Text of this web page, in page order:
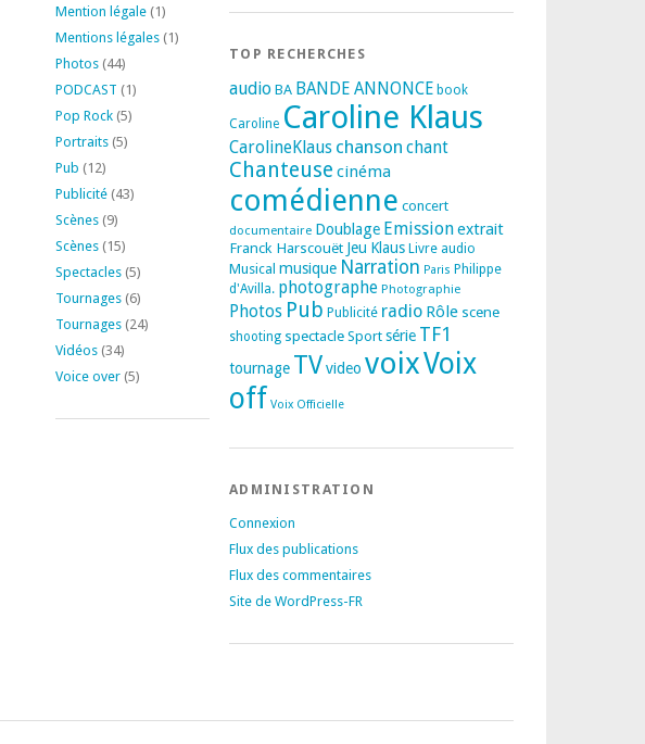
Mention légale(1)
Mentions légales(1)
Photos(44)
PODCAST (1)
Pop Rock(5)
Portraits(5)
Pub (12)
Publicité(43)
Scènes(9)
Scènes(15)
Spectacles(5)
Tournages(6)
Tournages(24)
Vidéos(34)
Voice over(5)
TOP RECHERCHES
audio BA BANDE ANNONCE book
Caroline Caroline Klaus
CarolineKlaus chanson chant
Chanteuse cinéma
comédienne concert
documentaire Doublage Emissionextrait
Franck Harscouët Jeu Klaus Livre audio
Musical musique Narration Paris Philippe
d'Avilla. photographe Photographie
Photos Pub Publicité radio Rôle scene
shooting spectacle Sport série TF1
tournage TVvideo voixVoix
off Voix Officielle
ADMINISTRATION
Connexion
Flux des publications
Flux des commentaires
Site de WordPress-FR